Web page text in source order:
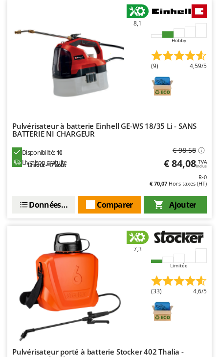
Masterpro
McCulloch
Michelin
Mockmill
More than chef
MOSA
MOVA
Ninja
Novatec
Novital
NuAir
NuovaFac
8,1
Hobby
(9) 4,59/5
Pulvérisateur à batterie Einhell GE-WS 18/35 Li - SANS
BATTERIE NI CHARGEUR
Disponibilité:10
Livraison gratuite
13 août - 17 août
€ 98,58
€ 84,08 TVA
Inclus
R-0
€ 70,07 Hors taxes (HT)
Ajouter
Comparer
Données techniques
7,3
Limitée
(33) 4,6/5
Pulvérisateur porté à batterie Stocker 402 Thalia -